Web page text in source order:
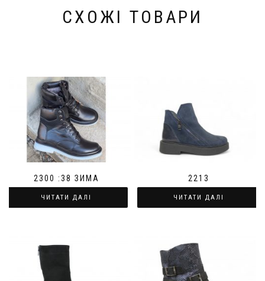
СХОЖІ ТОВАРИ
2300 :38 ЗИМА
ЧИТАТИ ДАЛІ
2213
ЧИТАТИ ДАЛІ